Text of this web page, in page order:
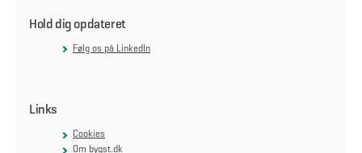
Hold dig opdateret
Følg os på LinkedIn
Links
Cookies
Om bygst.dk